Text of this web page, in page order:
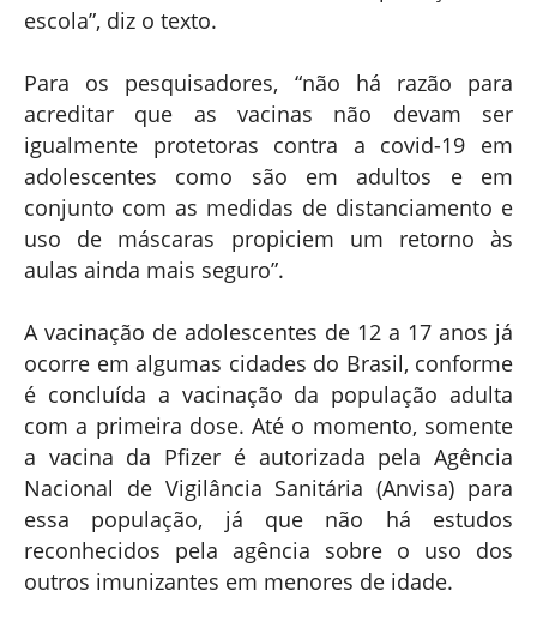
escola”, diz o texto.
Para os pesquisadores, “não há razão para
acreditar que as vacinas não devam ser
igualmente protetoras contra a covid-19 em
adolescentes como são em adultos e em
conjunto com as medidas de distanciamento e
uso de máscaras propiciem um retorno às
aulas ainda mais seguro”.
A vacinação de adolescentes de 12 a 17 anos já
ocorre em algumas cidades do Brasil, conforme
é concluída a vacinação da população adulta
com a primeira dose. Até o momento, somente
a vacina da Pfizer é autorizada pela Agência
Nacional de Vigilância Sanitária (Anvisa) para
essa população, já que não há estudos
reconhecidos pela agência sobre o uso dos
outros imunizantes em menores de idade.